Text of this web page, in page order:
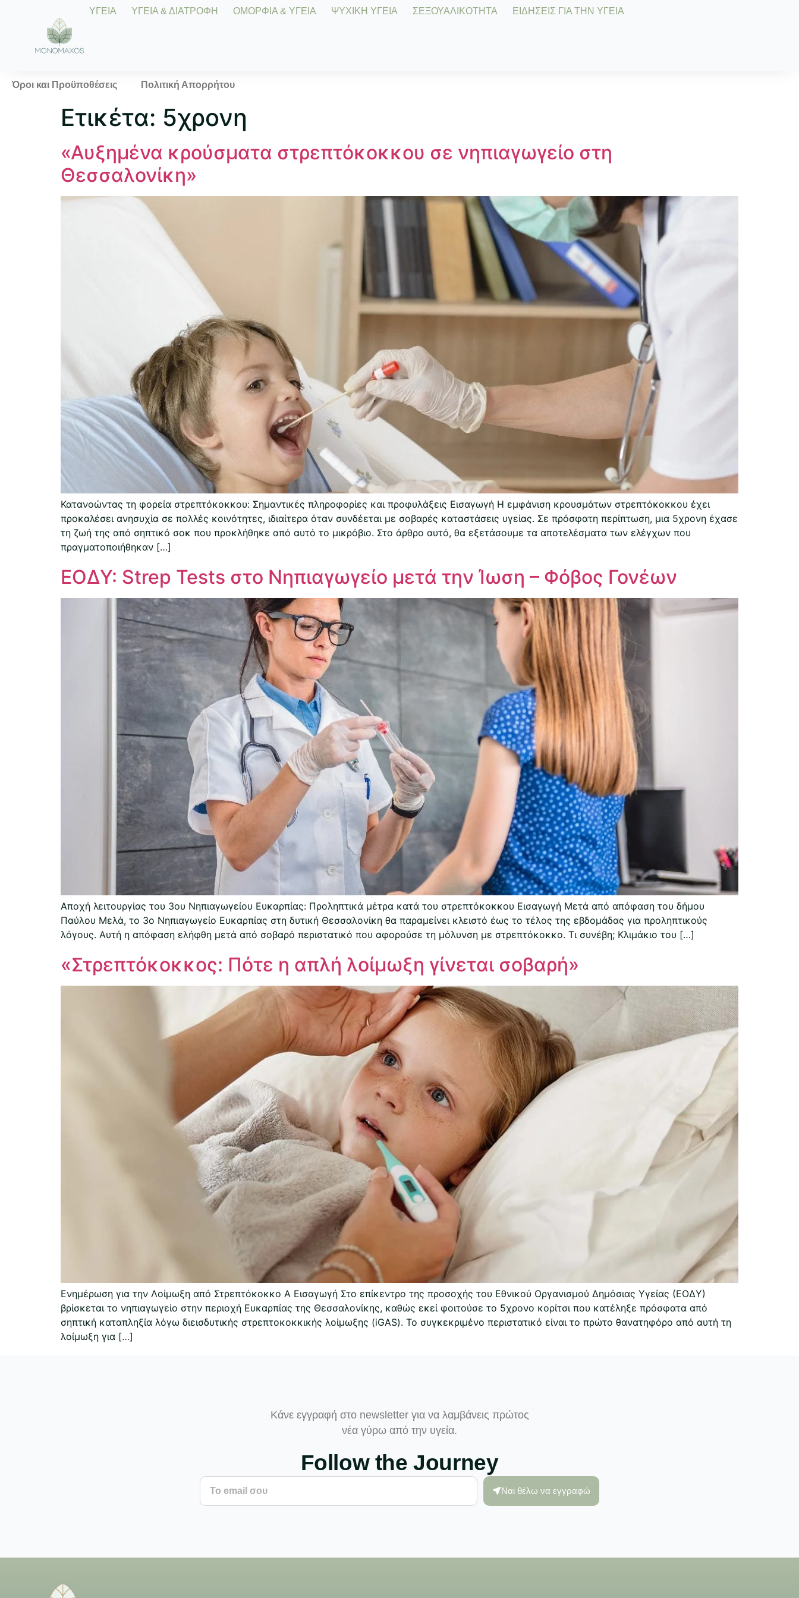
ΥΓΕΙΑ ΥΓΕΙΑ & ΔΙΑΤΡΟΦΗ ΟΜΟΡΦΙΑ & ΥΓΕΙΑ ΨΥΧΙΚΗ ΥΓΕΙΑ ΣΕΞΟΥΑΛΙΚΟΤΗΤΑ ΕΙΔΗΣΕΙΣ ΓΙΑ ΤΗΝ ΥΓΕΙΑ
Όροι και Προϋποθέσεις Πολιτική Απορρήτου
Ετικέτα: 5χρονη
«Αυξημένα κρούσματα στρεπτόκοκκου σε νηπιαγωγείο στη
Θεσσαλονίκη»
Κατανοώντας τη φορεία στρεπτόκοκκου: Σημαντικές πληροφορίες και προφυλάξεις Εισαγωγή Η εμφάνιση κρουσμάτων στρεπτόκοκκου έχει
προκαλέσει ανησυχία σε πολλές κοινότητες, ιδιαίτερα όταν συνδέεται με σοβαρές καταστάσεις υγείας. Σε πρόσφατη περίπτωση, μια 5χρονη έχασε
τη ζωή της από σηπτικό σοκ που προκλήθηκε από αυτό το μικρόβιο. Στο άρθρο αυτό, θα εξετάσουμε τα αποτελέσματα των ελέγχων που
πραγματοποιήθηκαν […]
ΕΟΔΥ: Strep Tests στο Νηπιαγωγείο μετά την Ίωση – Φόβος Γονέων
Αποχή λειτουργίας του 3ου Νηπιαγωγείου Ευκαρπίας: Προληπτικά μέτρα κατά του στρεπτόκοκκου Εισαγωγή Μετά από απόφαση του δήμου
Παύλου Μελά, το 3ο Νηπιαγωγείο Ευκαρπίας στη δυτική Θεσσαλονίκη θα παραμείνει κλειστό έως το τέλος της εβδομάδας για προληπτικούς
λόγους. Αυτή η απόφαση ελήφθη μετά από σοβαρό περιστατικό που αφορούσε τη μόλυνση με στρεπτόκοκκο. Τι συνέβη; Κλιμάκιο του […]
«Στρεπτόκοκκος: Πότε η απλή λοίμωξη γίνεται σοβαρή»
Ενημέρωση για την Λοίμωξη από Στρεπτόκοκκο Α Εισαγωγή Στο επίκεντρο της προσοχής του Εθνικού Οργανισμού Δημόσιας Υγείας (ΕΟΔΥ)
βρίσκεται το νηπιαγωγείο στην περιοχή Ευκαρπίας της Θεσσαλονίκης, καθώς εκεί φοιτούσε το 5χρονο κορίτσι που κατέληξε πρόσφατα από
σηπτική καταπληξία λόγω διεισδυτικής στρεπτοκοκκικής λοίμωξης (iGAS). Το συγκεκριμένο περιστατικό είναι το πρώτο θανατηφόρο από αυτή τη
λοίμωξη για […]
Κάνε εγγραφή στο newsletter για να λαμβάνεις πρώτος
νέα γύρω από την υγεία.
Follow the Journey
Ναι θέλω να εγγραφώ